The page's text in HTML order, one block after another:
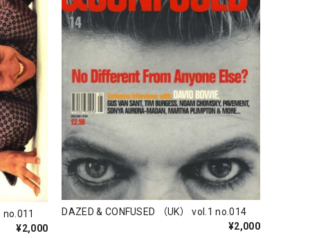
no.011
¥2,000
DAZED & CONFUSED （UK） vol.1 no.014
¥2,000